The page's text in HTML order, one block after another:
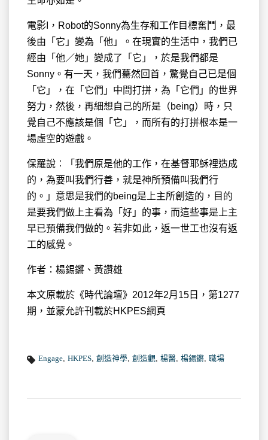
電影I，Robot的Sonny為生存和工作目標奮鬥，最
後由「它」變為「他」。在現實的生活中，我們已
經由「他／她」變成了「它」，於是我們都是
Sonny。有一天，我們驀然回首，驚覺自己已是個
「它」，在「它們」中間打拼，為「它們」的世界
努力，然後，再細想自己的所是（being）時，只
覺自己不應該是個「它」，而所有的打拼根本是一
場虛空的遊戲。
保羅說︰「我們原是他的工作，在基督耶穌裡造成
的，為要叫我們行善，就是神所預備叫我們行
的。」意思是我們的being是上主所創造的，目的
是要我們做上主看為「好」的事，而這些事是上主
早已預備我們做的。若非如此，返一世工也沒有返
工的感覺。
作者：楊錫鏘、黃讚雄
本文原載於《時代論壇》2012年2月15日，第1277
期，並蒙允許刊載於HKPES網頁
Engage HKPES 創造神學 創造觀 楊醫 楊錫鏘 職場